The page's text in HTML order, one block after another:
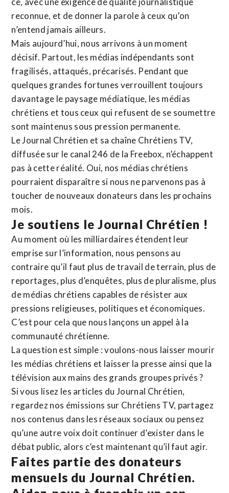
reconnue, et de donner la parole à ceux qu’on
n’entend jamais ailleurs.
Mais aujourd’hui, nous arrivons à un moment
décisif. Partout, les médias indépendants sont
fragilisés, attaqués, précarisés. Pendant que
quelques grandes fortunes verrouillent toujours
davantage le paysage médiatique, les médias
chrétiens et tous ceux qui refusent de se soumettre
sont maintenus sous pression permanente.
Le Journal Chrétien et sa chaîne Chrétiens TV,
diffusée sur le canal 246 de la Freebox, n’échappent
pas à cette réalité. Oui, nos médias chrétiens
pourraient disparaître si nous ne parvenons pas à
toucher de nouveaux donateurs dans les prochains
mois.
Je soutiens le Journal Chrétien !
Au moment où les milliardaires étendent leur
emprise sur l’information, nous pensons au
contraire qu’il faut plus de travail de terrain, plus de
reportages, plus d’enquêtes, plus de pluralisme, plus
de médias chrétiens capables de résister aux
pressions religieuses, politiques et économiques.
C’est pour cela que nous lançons un appel à la
communauté chrétienne.
La question est simple : voulons-nous laisser mourir
les médias chrétiens et laisser la presse ainsi que la
télévision aux mains des grands groupes privés ?
Si vous lisez les articles du Journal Chrétien,
regardez nos émissions sur Chrétiens TV, partagez
nos contenus dans les réseaux sociaux ou pensez
qu’une autre voix doit continuer d’exister dans le
débat public, alors c’est maintenant qu’il faut agir.
Faites partie des donateurs
mensuels du Journal Chrétien.